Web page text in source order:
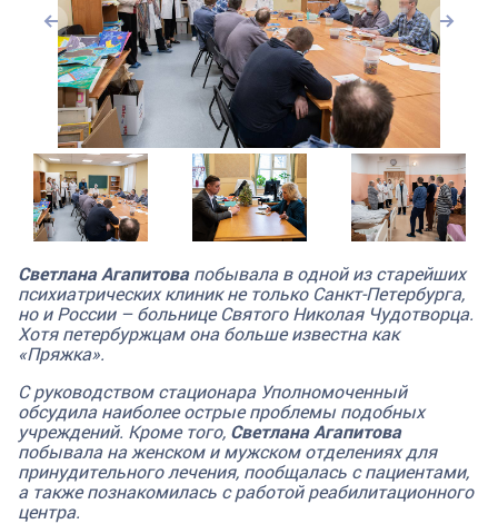
Светлана Агапитовапобывала в одной из старейших
психиатрических клиник не только Санкт-Петербурга,
но и России – больнице Святого Николая Чудотворца.
Хотя петербуржцам она больше известна как
«Пряжка».
С руководством стационара Уполномоченный
обсудила наиболее острые проблемы подобных
учреждений. Кроме того, Светлана Агапитова
побывала на женском и мужском отделениях для
принудительного лечения, пообщалась с пациентами,
а также познакомилась с работой реабилитационного
центра.